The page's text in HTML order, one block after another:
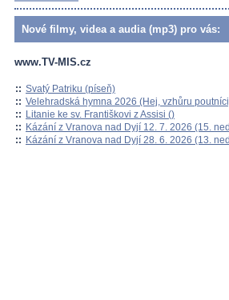
Nové filmy, videa a audia (mp3) pro vás:
www.TV-MIS.cz
:: Svatý Patriku (píseň)
:: Velehradská hymna 2026 (Hej, vzhůru
:: Litanie ke sv. Františkovi z Assisi ()
:: Kázání z Vranova nad Dyjí 12. 7. 2026 (15.
:: Kázání z Vranova nad Dyjí 28. 6. 2026 (13.